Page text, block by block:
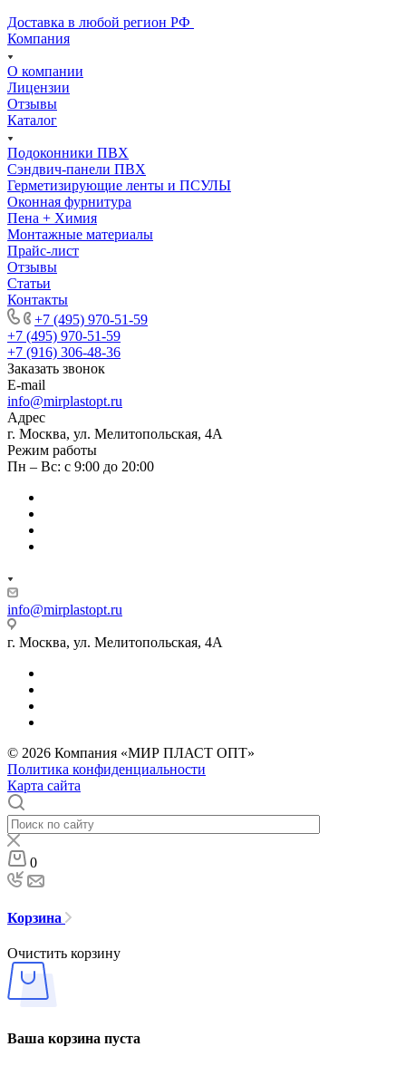
Доставка в любой регион РФ
Компания
О компании
Лицензии
Отзывы
Каталог
Подоконники ПВХ
Сэндвич-панели ПВХ
Герметизирующие ленты и ПСУЛЫ
Оконная фурнитура
Пена + Химия
Монтажные материалы
Прайс-лист
Отзывы
Статьи
Контакты
+7 (495) 970-51-59
+7 (495) 970-51-59
+7 (916) 306-48-36
Заказать звонок
E-mail
info@mirplastopt.ru
Адрес
г. Москва, ул. Мелитопольская, 4А
Режим работы
Пн – Вс: с 9:00 до 20:00
info@mirplastopt.ru
г. Москва, ул. Мелитопольская, 4А
© 2026 Компания «МИР ПЛАСТ ОПТ»
Политика конфиденциальности
Карта сайта
0
Корзина
Очистить корзину
Ваша корзина пуста